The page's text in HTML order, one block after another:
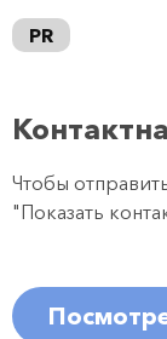
PR
Чтобы
"Показать